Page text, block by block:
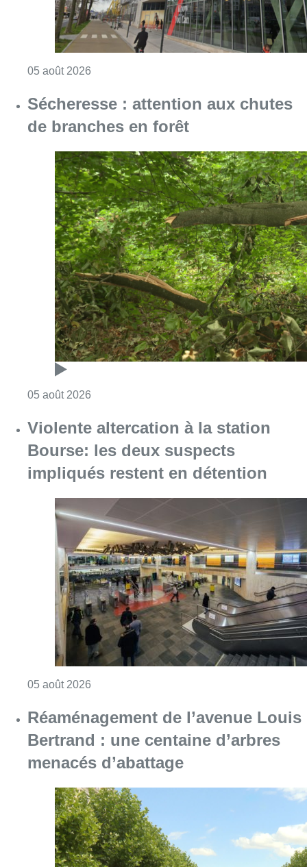
05 août 2026Consulter l'article "Sécheresse : attention
Violente altercation à la station
Bourse: les deux suspects
impliqués restent en détention
05 août 2026Consulter l'article "Violente altercation à la
Réaménagement de l’avenue Louis
Bertrand : une centaine d’arbres
menacés d’abattage
05 août 2026Consulter l'article "Réaménagement de